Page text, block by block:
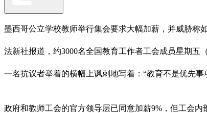
墨西哥公立学校教师举行集会要求大幅加薪，并威胁称
法新社报道，约3000名全国教育工作者工会成员星期五
一名抗议者举着的横幅上讽刺地写着：“教育不是优先
政府和教师工会的官方领导层已同意加薪9%，但工会内